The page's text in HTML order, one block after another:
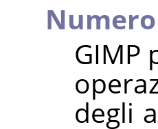
GIMP
degli